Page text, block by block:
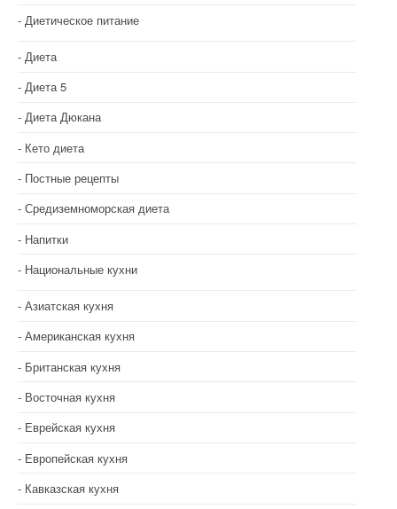
Диетическое питание
Диета
Диета 5
Диета Дюкана
Кето диета
Постные рецепты
Средиземноморская диета
Напитки
Национальные кухни
Азиатская кухня
Американская кухня
Британская кухня
Восточная кухня
Еврейская кухня
Европейская кухня
Кавказская кухня